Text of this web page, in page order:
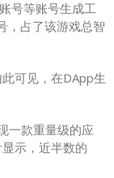
号等账号生成工
，占了该游戏总智
可见，在DApp生
一款重量级的应
示，近半数的